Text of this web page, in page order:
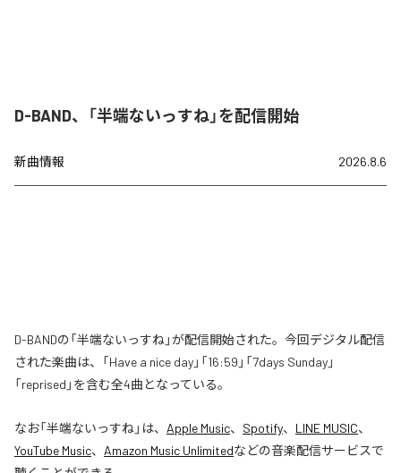
D-BAND、「半端ないっすね」を配信開始
新曲情報 2026.8.6
D-BANDの「半端ないっすね」が配信開始された。今回デジタル配信
された楽曲は、「Have a nice day」「16:59」「7days Sunday」
「reprised」を含む全4曲となっている。
なお「半端ないっすね」は、 Apple Music、 Spotify、 LINE MUSIC、
YouTube Music、 Amazon Music Unlimitedなどの音楽配信サービスで